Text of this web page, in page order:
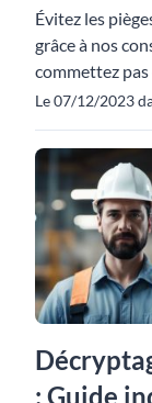
Évitez les
grâce à nos
commettez
Le 07/12/2023
: Guide